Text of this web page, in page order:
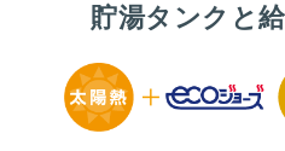
貯湯タンクと